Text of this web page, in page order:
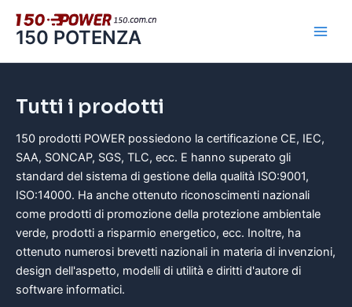
contenuto
150 POTENZA
Tutti i prodotti
150 prodotti POWER possiedono la certificazione CE, IEC,
SAA, SONCAP, SGS, TLC, ecc. E hanno superato gli
standard del sistema di gestione della qualità ISO:9001,
ISO:14000. Ha anche ottenuto riconoscimenti nazionali
come prodotti di promozione della protezione ambientale
verde, prodotti a risparmio energetico, ecc. Inoltre, ha
ottenuto numerosi brevetti nazionali in materia di invenzioni,
design dell'aspetto, modelli di utilità e diritti d'autore di
software informatici.